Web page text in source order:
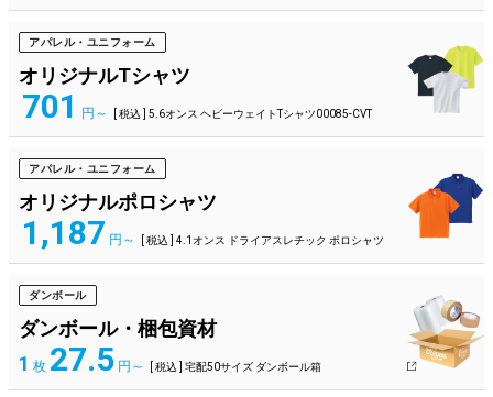
アパレル・ユニフォーム
オリジナルTシャツ
701 円～ [ 税込 ] 5.6オンス ヘビーウェイトTシャツ00085-CVT
アパレル・ユニフォーム
オリジナルポロシャツ
1,187 円～ [ 税込 ] 4.1オンス ドライアスレチック ポロシャツ
ダンボール
ダンボール・梱包資材
1 枚 27.5 円～ [ 税込 ] 宅配50サイズ ダンボール箱